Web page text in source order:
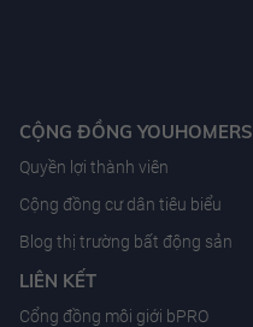
CỘNG ĐỒNG YOUHOMERS
Quyền lợi thành viên
Cộng đồng cư dân tiêu biểu
Blog thị trường bất động sản
LIÊN KẾT
Cổng đồng môi giới bPRO